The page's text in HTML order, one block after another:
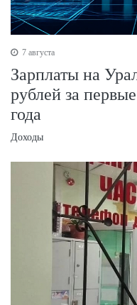
7 августа
Зарплаты на
рублей за
года
Доходы